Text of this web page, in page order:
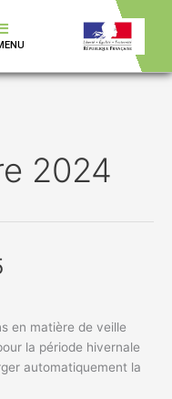
2024
en matière de veille
la période hivernale
automatiquement la